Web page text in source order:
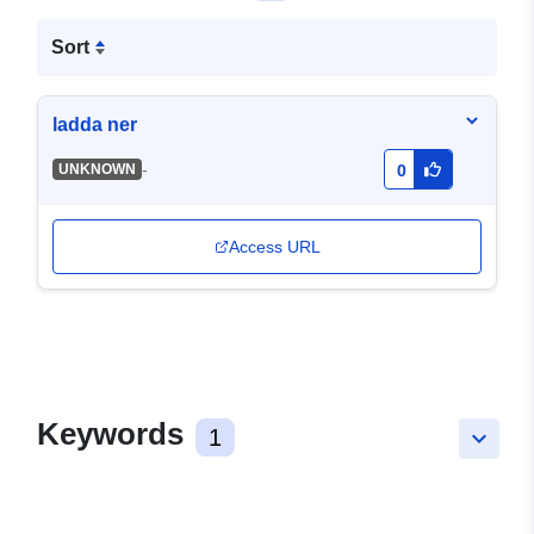
Sort
ladda ner
UNKNOWN - 0
Access URL
keyboard_arrow_down
Keywords 1